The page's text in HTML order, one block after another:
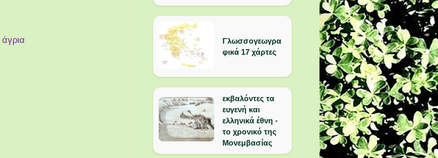
άγρια
Γλωσσογεωγρα
φικά 17 χάρτες
εκβαλόντες τα
ευγενή και
ελληνικά έθνη -
το χρονικό της
Μονεμβασίας